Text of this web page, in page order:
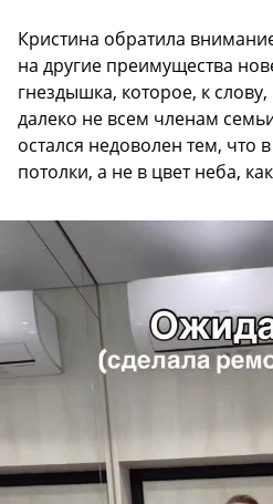
Кристина обратила
на другие преимущества
гнездышка, которое, к
далеко не всем членам
остался недоволен тем, что
потолки, а не в цвет неба,